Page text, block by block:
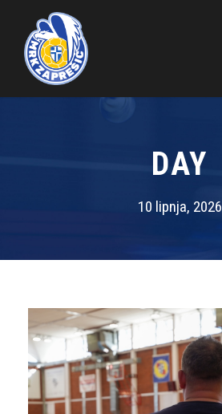
DAY
10 lipnja, 2026